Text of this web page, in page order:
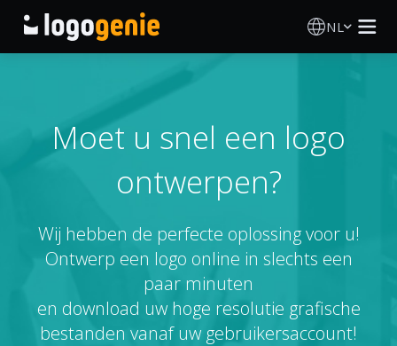
NL
AI logogenerator
Logo-ideeën
Gedrukte producten
Over
Blog
Moet u snel een logo
ontwerpen?
Wij hebben de perfecte oplossing voor u!
Ontwerp een logo online in slechts een
paar minuten
en download uw hoge resolutie grafische
bestanden vanaf uw gebruikersaccount!